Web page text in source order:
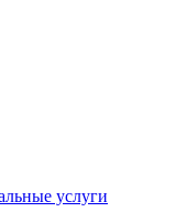
услуги